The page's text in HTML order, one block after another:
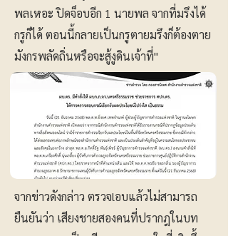
พลเหอะ ปิดจ็อบอีก 1 นายพล จากที่มรึงได้
กรูก็ได้ ตอนนี้กลายเป็นกรูตายมรึงก็ต้องตาย
มังกรพลัดถิ่นหรือจะสู้งูดินเจ้าที่"
จากข่าวดังกล่าว ตรวจlอบแล้วไม่สามารถ
ยืนยันว่า เสียงชายสองคนที่ปรากฎในบท